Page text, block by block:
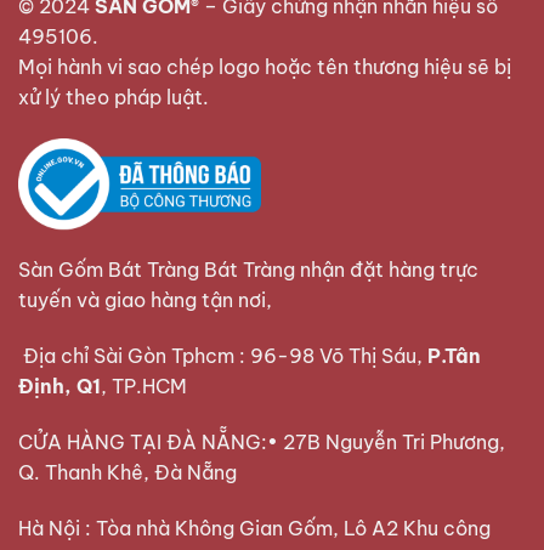
© 2024 SÀN GỐM® – Giấy chứng nhận nhãn hiệu số
495106.
Mọi hành vi sao chép logo hoặc tên thương hiệu sẽ bị
xử lý theo pháp luật.
Sàn Gốm Bát Tràng Bát Tràng nhận đặt hàng trực
tuyến và giao hàng tận nơi,
Địa chỉ Sài Gòn Tphcm : 96-98 Võ Thị Sáu, P.Tân
Định, Q1, TP.HCM
CỬA HÀNG TẠI ĐÀ NẴNG:• 27B Nguyễn Tri Phương,
Q. Thanh Khê, Đà Nẵng
Hà Nội : Tòa nhà Không Gian Gốm, Lô A2 Khu công